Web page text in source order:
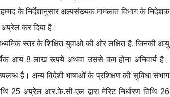
के निर्देशानुसार अल्पसंख्यक मामलात विभाग के निदेशक
कर दिया है।
स्तर के शिक्षित युवाओं की ओर लक्षित है, जिनकी आयु
आय 8 लाख रूपये अथवा उससे कम होना अनिवार्य है।
है। अन्य विदेशी भाषाओं के प्रशिक्षण की सुविधा संभाग
25 अप्रेल आर.के.सी-एल द्वारा मेरिट निर्धारण तिथि 26